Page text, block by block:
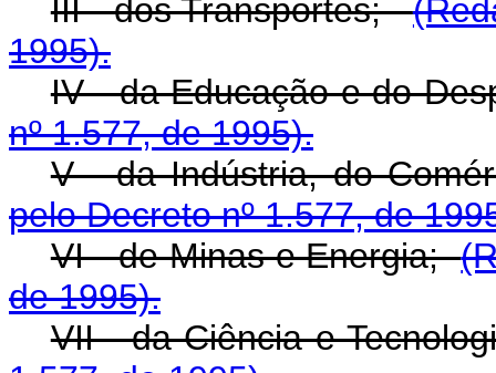
III - dos Transportes;
1995).
IV - da Educação e do
nº 1.577, de 1995).
V - da Indústria, do
pelo Decreto nº 1.577, de
VI - de Minas e Energia;
de 1995).
VII - da Ciência e